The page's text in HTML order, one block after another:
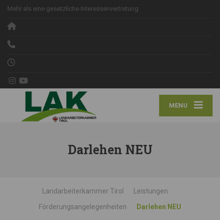
Mehr als eine gesetzliche Interessenvertretung
MENU
Darlehen NEU
Landarbeiterkammer Tirol
Leistungen
Förderungsangelegenheiten
Darlehen NEU